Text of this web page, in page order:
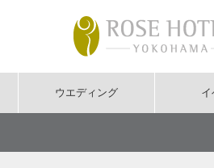
ウエディング イ